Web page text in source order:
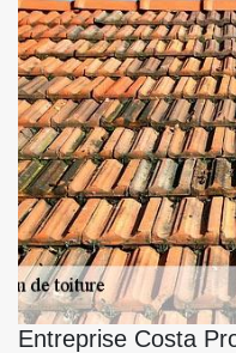
Entreprise Costa